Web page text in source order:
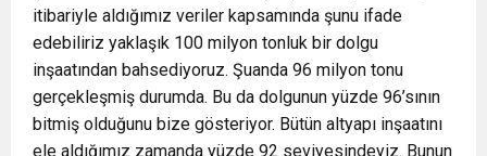
itibariyle aldığımız veriler kapsamında şunu ifade
edebiliriz yaklaşık 100 milyon tonluk bir dolgu
inşaatından bahsediyoruz. Şuanda 96 milyon tonu
gerçekleşmiş durumda. Bu da dolgunun yüzde 96’sının
bitmiş olduğunu bize gösteriyor. Bütün altyapı inşaatını
ele aldığımız zamanda yüzde 92 seviyesindeyiz. Bunun